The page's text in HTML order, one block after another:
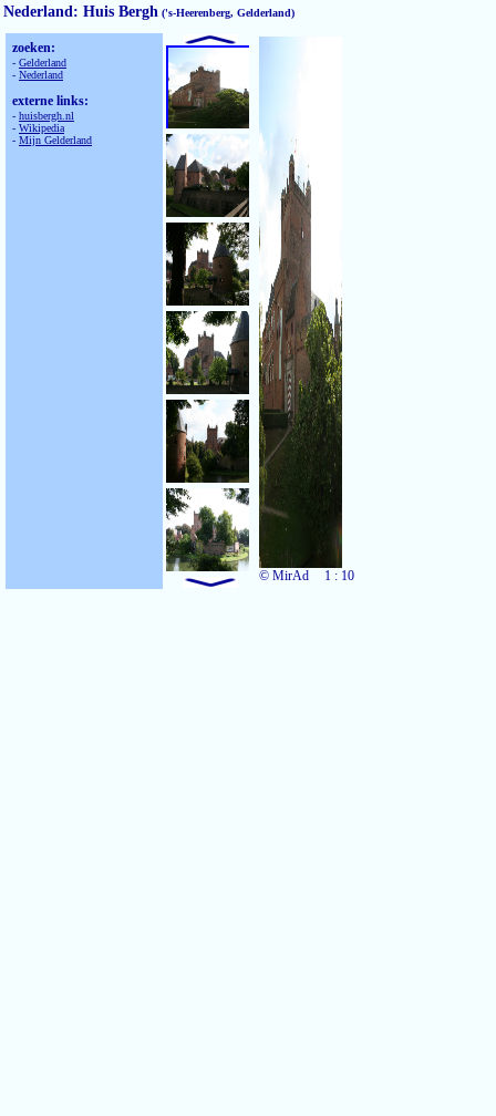
Nederland: Huis Bergh ('s-Heerenberg, Gelderland)
zoeken:
- Gelderland
- Nederland
externe links:
- huisbergh.nl
- Wikipedia
- Mijn Gelderland
© MirAd 1 : 10